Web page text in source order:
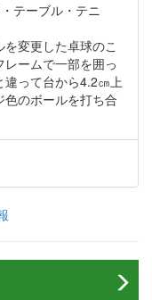
テーブル・テニ
変更した卓球のこ
ームで一部を囲っ
違って台から4.2㎝上
のボールを打ち合